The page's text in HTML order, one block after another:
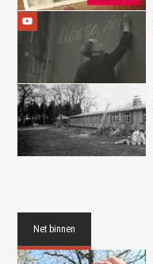
Net binnen